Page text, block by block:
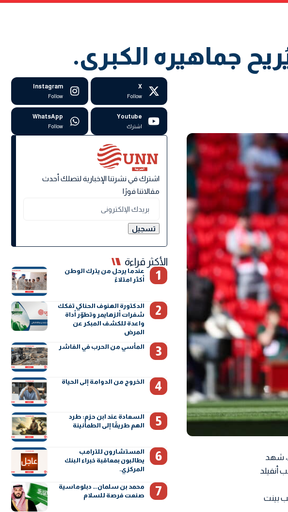
جماهيره الكبرى.
شهد
أنفيلد
بينت
X
Follow
Instagram
Follow
Youtube
اشترك
WhatsApp
Follow
اشترك في نشرتنا الإخبارية لتصلك أحدث
مقالاتنا فورًا
الأكثر قراءة
عندما يرحل من يترك الوطن
أكثر امتلاءً
الدكتورة الهنوف الحناكي تفكك
شفرات ألزهايمر وتطوّر أداة
واعدة للكشف المبكر عن
المرض
المأسي من الحرب في الفاشر
الخروج من الدوامة إلى الحياة
السعادة عند ابن حزم: طرد
الهم طريقًا إلى الطمأنينة
المستشارون للترامب
يطالبون بمعاقبة خبراء البنك
المركزي.
محمد بن سلمان… دبلوماسية
صنعت فرصة للسلام